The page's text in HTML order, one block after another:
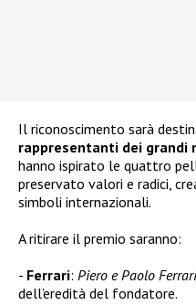
Il riconoscimento sarà
rappresentanti dei grandi
hanno ispirato le quattro
preservato valori e radici,
simboli internazionali.
A ritirare il premio saranno:
Ferrari: Piero e Paolo Ferrari
dell’eredità del fondatore.